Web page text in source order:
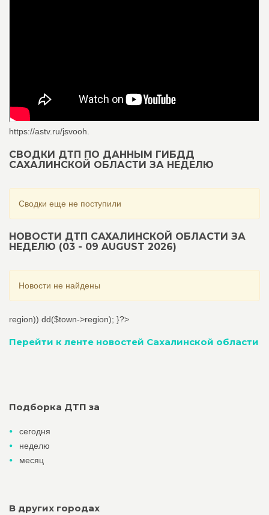
https://astv.ru/jsvooh.
СВОДКИ ДТП ПО ДАННЫМ ГИБДД
САХАЛИНСКОЙ ОБЛАСТИ ЗА НЕДЕЛЮ
Сводки еще не поступили
НОВОСТИ ДТП САХАЛИНСКОЙ ОБЛАСТИ ЗА
НЕДЕЛЮ (03 - 09 AUGUST 2026)
Новости не найдены
region)) dd($town->region); }?>
Перейти к ленте новостей Сахалинской области
Подборка ДТП за
сегодня
неделю
месяц
В других городах